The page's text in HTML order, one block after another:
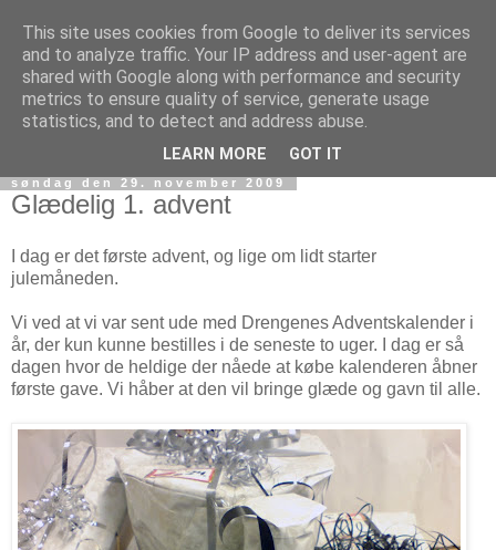
søndag den 29. november 2009
Glædelig 1. advent
I dag er det første advent, og lige om lidt starter
julemåneden.
Vi ved at vi var sent ude med Drengenes Adventskalender i
år, der kun kunne bestilles i de seneste to uger. I dag er så
dagen hvor de heldige der nåede at købe kalenderen åbner
første gave. Vi håber at den vil bringe glæde og gavn til alle.
This site uses cookies from Google to deliver its services
and to analyze traffic. Your IP address and user-agent are
shared with Google along with performance and security
metrics to ensure quality of service, generate usage
statistics, and to detect and address abuse.
LEARN MORE GOT IT